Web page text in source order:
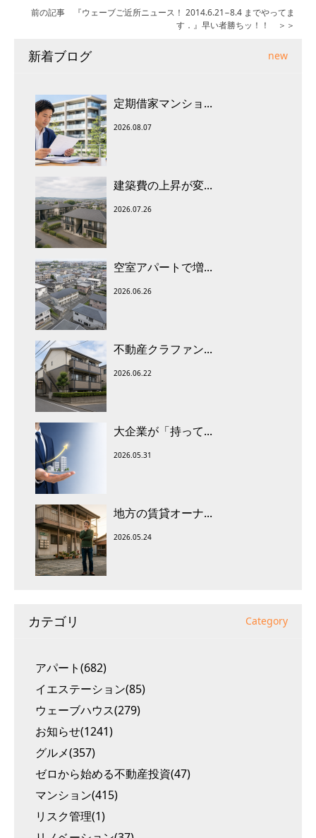
前の記事
『ウェーブご近所ニュース！ 2014.6.21−8.4 までやってま
す．』早い者勝ちッ！！
＞＞
新着ブログ new
定期借家マンショ...
2026.08.07
建築費の上昇が変...
2026.07.26
空室アパートで増...
2026.06.26
不動産クラファン...
2026.06.22
大企業が「持って...
2026.05.31
地方の賃貸オーナ...
2026.05.24
カテゴリ Category
アパート(682)
イエステーション(85)
ウェーブハウス(279)
お知らせ(1241)
グルメ(357)
ゼロから始める不動産投資(47)
マンション(415)
リスク管理(1)